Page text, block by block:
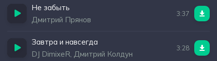
Не забыть
Дмитрий Прянов
3:37
Завтра и навсегда
DJ DimixeR, Дмитрий Колдун
3:28